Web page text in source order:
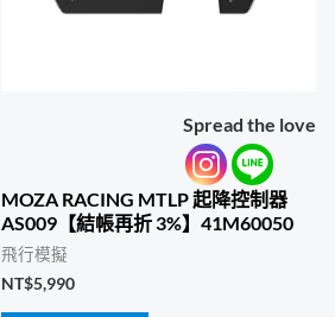
Spread the love
MOZA RACING MTLP 起降控制器
AS009【結帳再折 3%】41M60050
飛行模擬
NT$5,990